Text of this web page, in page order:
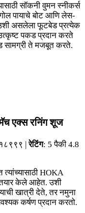
सॉकनी वुमन स्नीकर्स
पायाचे बोट आणि लेस-
असलेला फूटबेड प्रत्येक
पकड प्रदान करते
ते मजबूत करते.
एक्स रनिंग शूज
|रेटिंग: 5 पैकी 4.8
त्यांच्यासाठी HOKA
तयार केले आहेत. उशी
खात्री देते, तर नमुना
कर्षण प्रदान करतो.